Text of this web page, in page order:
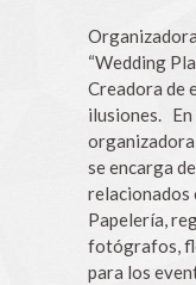
“Wedding
Creadora de
ilusiones. En
organizadora
se encarga
relacionados
Papelería,
fotógrafos,
para los